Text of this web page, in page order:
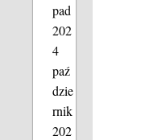
pad
202
4
paź
dzie
rnik
202